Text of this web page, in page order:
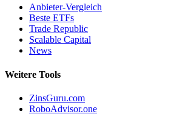
Anbieter-Vergleich
Beste ETFs
Trade Republic
Scalable Capital
News
Weitere Tools
ZinsGuru.com
RoboAdvisor.one